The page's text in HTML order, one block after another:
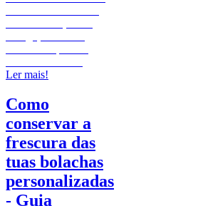
Ler mais!
Como
conservar a
frescura das
tuas bolachas
personalizadas
- Guia